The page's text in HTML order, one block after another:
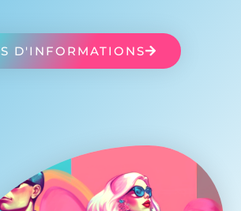
D'INFORMATIONS